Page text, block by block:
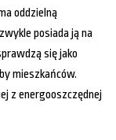
oddzielną
posiada ją na
się jako
mieszkańców.
z energooszczędnej